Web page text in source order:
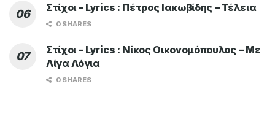
Στίχοι – Lyrics : Πέτρος Ιακωβίδης – Τέλεια
0 SHARES
Στίχοι – Lyrics : Νίκος Οικονομόπουλος – Με
Λίγα Λόγια
0 SHARES